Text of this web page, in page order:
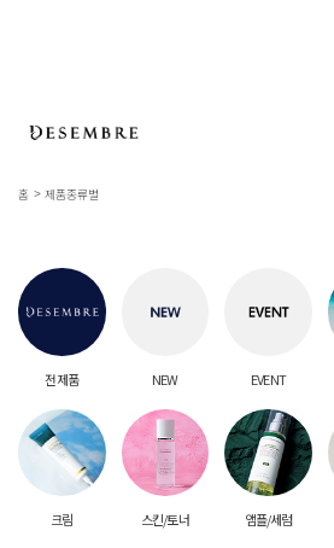
홈 제품종류별
전 제품 NEW EVENT
크림 스킨/토너 앰플/세럼